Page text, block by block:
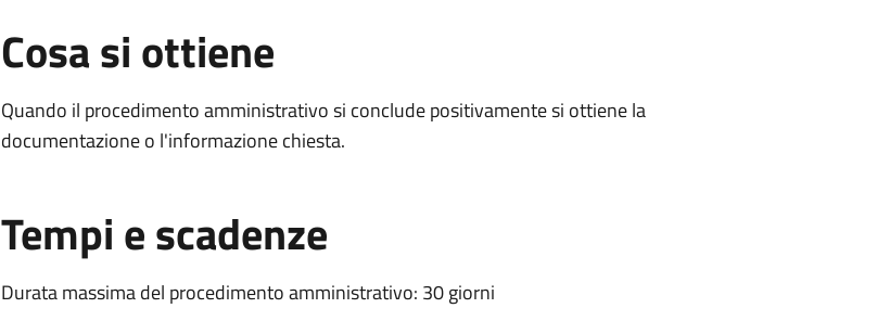
Cosa si ottiene
Quando il procedimento amministrativo si conclude positivamente si ottiene la
documentazione o l'informazione chiesta.
Tempi e scadenze
Durata massima del procedimento amministrativo: 30 giorni